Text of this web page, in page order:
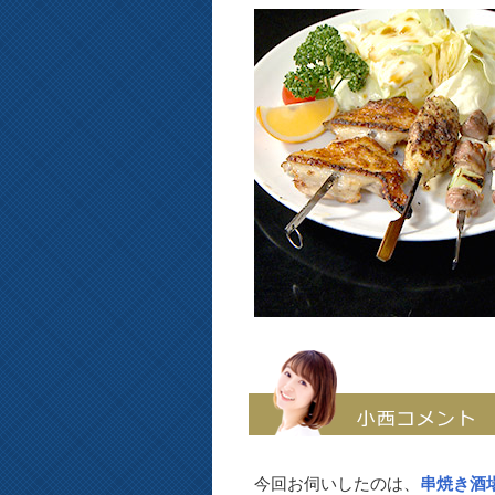
今回お伺いしたのは、 串焼き酒